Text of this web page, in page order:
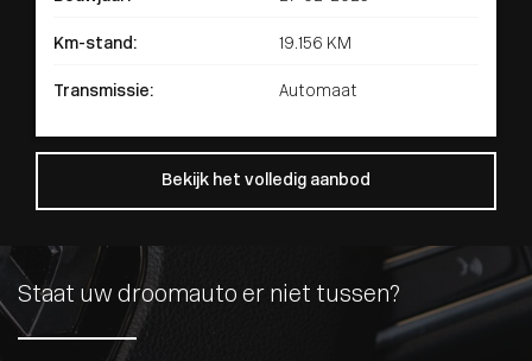
Km-stand: 19.156 KM
Transmissie: Automaat
Bekijk het volledig aanbod
Staat uw droomauto er niet tussen?